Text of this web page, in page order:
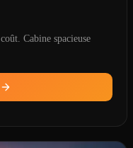
Cabine spacieuse